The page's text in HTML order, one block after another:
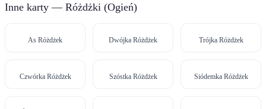
Inne karty — Różdżki (Ogień)
As Różdżek Dwójka Różdżek Trójka Różdżek
Czwórka Różdżek Szóstka Różdżek Siódemka Różdżek